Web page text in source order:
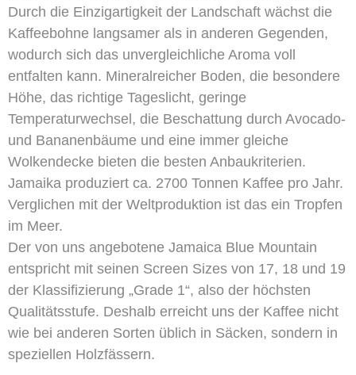
Durch die Einzigartigkeit der Landschaft wächst die
Kaffeebohne langsamer als in anderen Gegenden,
wodurch sich das unvergleichliche Aroma voll
entfalten kann. Mineralreicher Boden, die besondere
Höhe, das richtige Tageslicht, geringe
Temperaturwechsel, die Beschattung durch Avocado-
und Bananenbäume und eine immer gleiche
Wolkendecke bieten die besten Anbaukriterien.
Jamaika produziert ca. 2700 Tonnen Kaffee pro Jahr.
Verglichen mit der Weltproduktion ist das ein Tropfen
im Meer.
Der von uns angebotene Jamaica Blue Mountain
entspricht mit seinen Screen Sizes von 17, 18 und 19
der Klassifizierung „Grade 1“, also der höchsten
Qualitätsstufe. Deshalb erreicht uns der Kaffee nicht
wie bei anderen Sorten üblich in Säcken, sondern in
speziellen Holzfässern.